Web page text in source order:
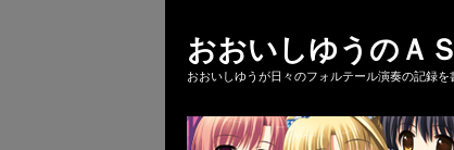
おおいしゆうのＡ
おおいしゆうが日々のフォルテール演奏の記録